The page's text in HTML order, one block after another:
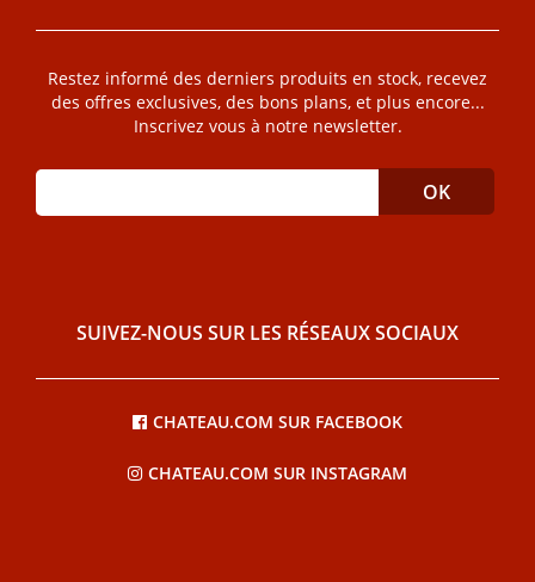
Restez informé des derniers produits en stock, recevez
des offres exclusives, des bons plans, et plus encore...
Inscrivez vous à notre newsletter.
SUIVEZ-NOUS SUR LES RÉSEAUX SOCIAUX
CHATEAU.COM SUR FACEBOOK
CHATEAU.COM SUR INSTAGRAM